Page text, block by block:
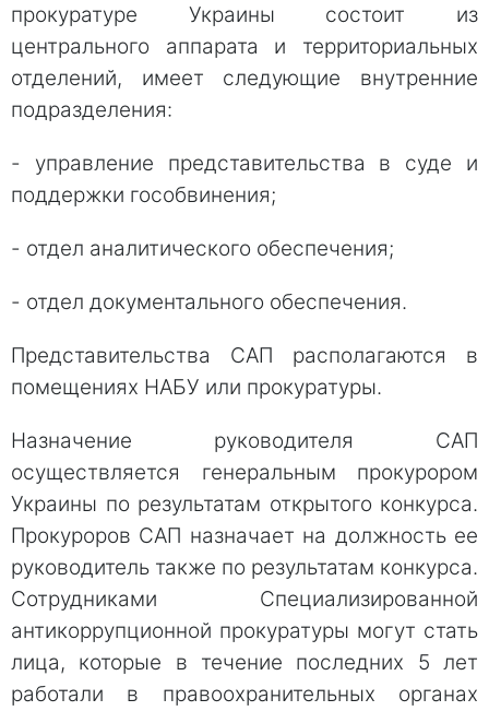
прокуратуре Украины состоит из
центрального аппарата и территориальных
отделений, имеет следующие внутренние
подразделения:
- управление представительства в суде и
поддержки гособвинения;
- отдел аналитического обеспечения;
- отдел документального обеспечения.
Представительства САП располагаются в
помещениях НАБУ или прокуратуры.
Назначение руководителя САП
осуществляется генеральным прокурором
Украины по результатам открытого конкурса.
Прокуроров САП назначает на должность ее
руководитель также по результатам конкурса.
Сотрудниками Специализированной
антикоррупционной прокуратуры могут стать
лица, которые в течение последних 5 лет
работали в правоохранительных органах